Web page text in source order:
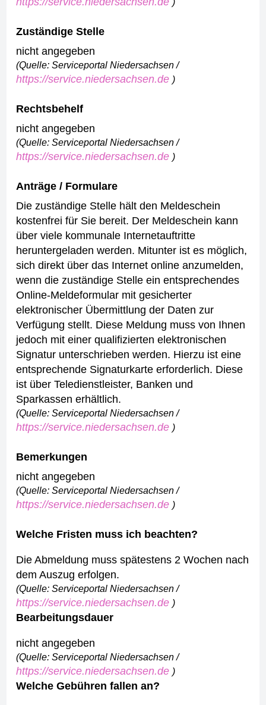
)
Zuständige Stelle
nicht angegeben
(Quelle: Serviceportal Niedersachsen /
https://service.niedersachsen.de )
Rechtsbehelf
nicht angegeben
(Quelle: Serviceportal Niedersachsen /
https://service.niedersachsen.de )
Anträge / Formulare
Die zuständige Stelle hält den Meldeschein
kostenfrei für Sie bereit. Der Meldeschein kann
über viele kommunale Internetauftritte
heruntergeladen werden. Mitunter ist es möglich,
sich direkt über das Internet online anzumelden,
wenn die zuständige Stelle ein entsprechendes
Online-Meldeformular mit gesicherter
elektronischer Übermittlung der Daten zur
Verfügung stellt. Diese Meldung muss von Ihnen
jedoch mit einer qualifizierten elektronischen
Signatur unterschrieben werden. Hierzu ist eine
entsprechende Signaturkarte erforderlich. Diese
ist über Teledienstleister, Banken und
Sparkassen erhältlich.
(Quelle: Serviceportal Niedersachsen /
https://service.niedersachsen.de )
Bemerkungen
nicht angegeben
(Quelle: Serviceportal Niedersachsen /
https://service.niedersachsen.de )
Welche Fristen muss ich beachten?
Die Abmeldung muss spätestens 2 Wochen nach
dem Auszug erfolgen.
(Quelle: Serviceportal Niedersachsen /
https://service.niedersachsen.de )
Bearbeitungsdauer
nicht angegeben
(Quelle: Serviceportal Niedersachsen /
https://service.niedersachsen.de )
Welche Gebühren fallen an?